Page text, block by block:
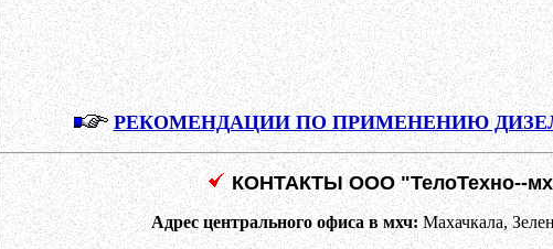
РЕКОМЕНДАЦИИ ПО ПРИМЕНЕНИЮ
КОНТАКТЫ ООО "ТелоТехно--
Адрес центрального офиса в мхч:Махачкала,